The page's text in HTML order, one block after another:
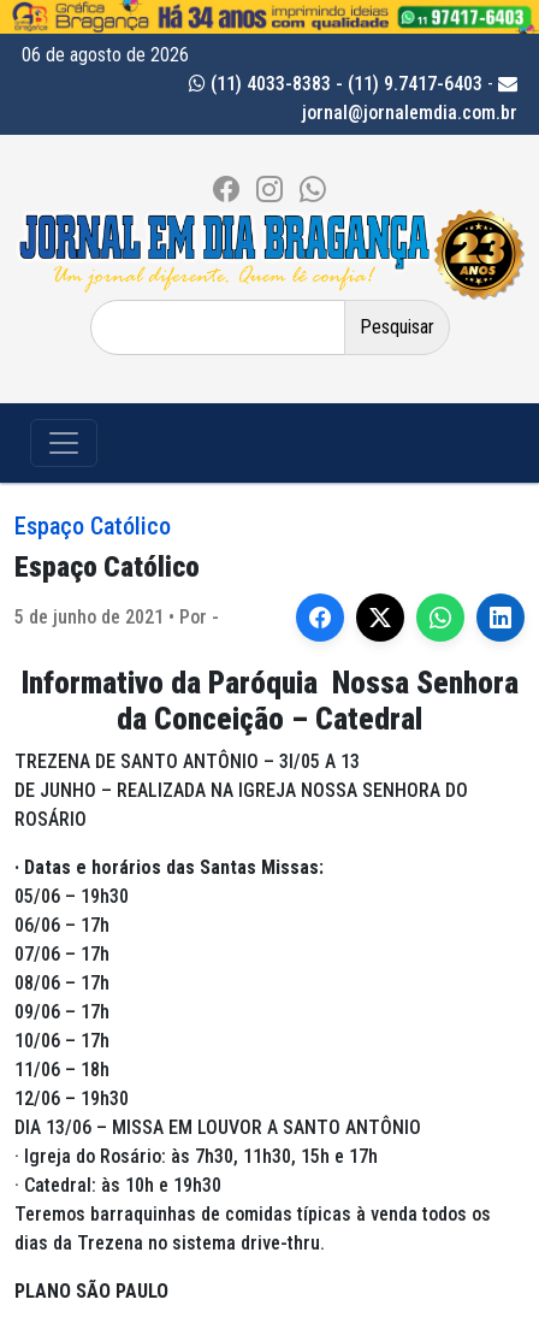
06 de agosto de 2026
(11) 4033-8383 - (11) 9.7417-6403 -
jornal@jornalemdia.com.br
Pesquisar
por:
Espaço Católico
Espaço Católico
5 de junho de 2021 • Por -
Informativo da Paróquia Nossa Senhora
da Conceição – Catedral
TREZENA DE SANTO ANTÔNIO – 3l/05 A 13
DE JUNHO – REALIZADA NA IGREJA NOSSA SENHORA DO
ROSÁRIO
· Datas e horários das Santas Missas:
05/06 – 19h30
06/06 – 17h
07/06 – 17h
08/06 – 17h
09/06 – 17h
10/06 – 17h
11/06 – 18h
12/06 – 19h30
DIA 13/06 – MISSA EM LOUVOR A SANTO ANTÔNIO
· Igreja do Rosário: às 7h30, 11h30, 15h e 17h
· Catedral: às 10h e 19h30
Teremos barraquinhas de comidas típicas à venda todos os
dias da Trezena no sistema drive-thru.
PLANO SÃO PAULO